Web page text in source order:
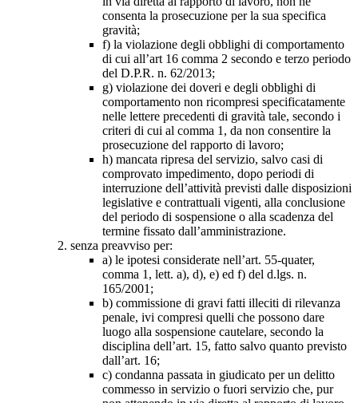
consenta la prosecuzione per la sua specifica
gravità;
f) la violazione degli obblighi di comportamento
di cui all’art 16 comma 2 secondo e terzo periodo
del D.P.R. n. 62/2013;
g) violazione dei doveri e degli obblighi di
comportamento non ricompresi specificatamente
nelle lettere precedenti di gravità tale, secondo i
criteri di cui al comma 1, da non consentire la
prosecuzione del rapporto di lavoro;
h) mancata ripresa del servizio, salvo casi di
comprovato impedimento, dopo periodi di
interruzione dell’attività previsti dalle disposizioni
legislative e contrattuali vigenti, alla conclusione
del periodo di sospensione o alla scadenza del
termine fissato dall’amministrazione.
senza preavviso per:
a) le ipotesi considerate nell’art. 55-quater,
comma 1, lett. a), d), e) ed f) del d.lgs. n.
165/2001;
b) commissione di gravi fatti illeciti di rilevanza
penale, ivi compresi quelli che possono dare
luogo alla sospensione cautelare, secondo la
disciplina dell’art. 15, fatto salvo quanto previsto
dall’art. 16;
c) condanna passata in giudicato per un delitto
commesso in servizio o fuori servizio che, pur